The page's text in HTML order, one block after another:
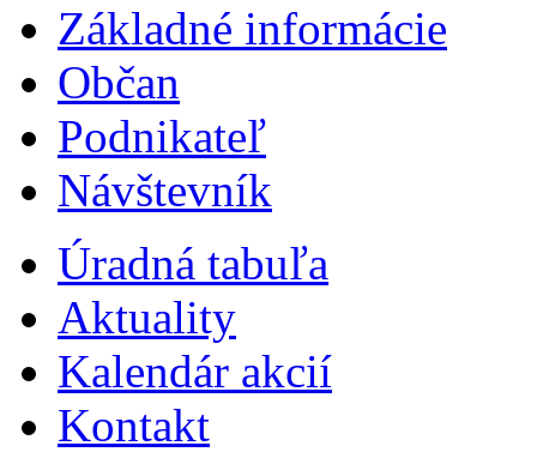
Základné informácie
Občan
Podnikateľ
Návštevník
Úradná tabuľa
Aktuality
Kalendár akcií
Kontakt